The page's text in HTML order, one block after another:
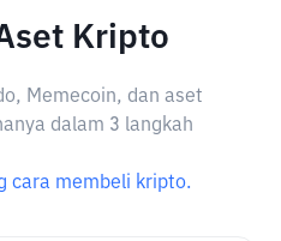
Kripto
Memecoin, dan aset
dalam 3 langkah
cara membeli kripto.